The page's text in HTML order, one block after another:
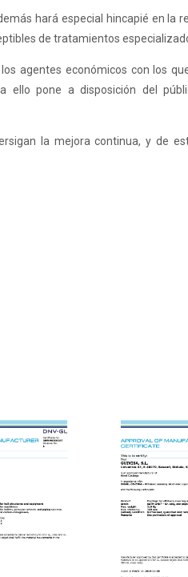
hará especial hincapié en la
de tratamientos
agentes económicos con los
ello pone a disposición del
la mejora continua, y de